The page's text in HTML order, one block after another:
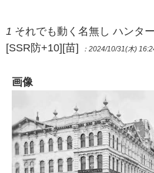
1 それでも動く名無し ハンタ
[SSR防+10][苗]
：2024/10/31(木)
画像